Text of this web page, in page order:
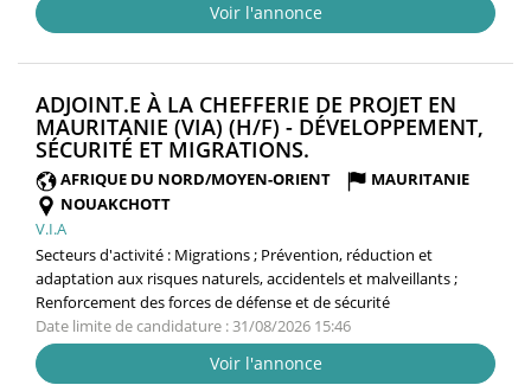
Voir l'annonce
ADJOINT.E À LA CHEFFERIE DE PROJET EN
MAURITANIE (VIA) (H/F) - DÉVELOPPEMENT,
SÉCURITÉ ET MIGRATIONS.
FENÊTRE)
AFRIQUE DU NORD/MOYEN-ORIENT
MAURITANIE
NOUAKCHOTT
V.I.A
Secteurs d'activité : Migrations ; Prévention, réduction et
adaptation aux risques naturels, accidentels et malveillants ;
Renforcement des forces de défense et de sécurité
Date limite de candidature : 31/08/2026 15:46
Voir l'annonce